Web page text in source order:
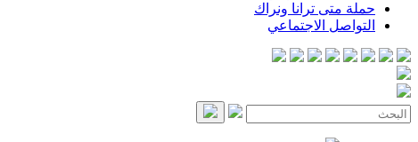
حملة متى ترانا ونراك
التواصل الاجتماعي